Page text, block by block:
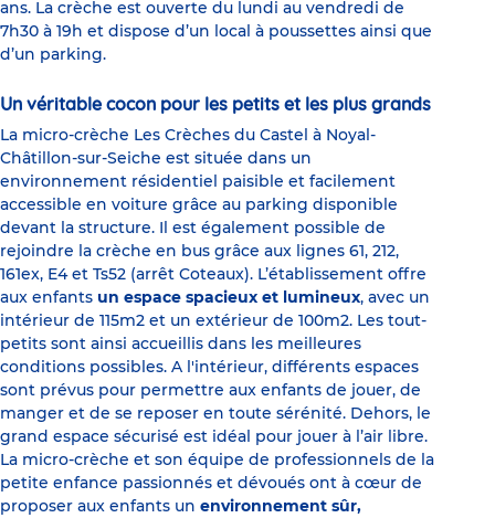
ans. La crèche est ouverte du lundi au vendredi de
7h30 à 19h et dispose d’un local à poussettes ainsi que
d’un parking.
Un véritable cocon pour les petits et les plus grands
La micro-crèche Les Crèches du Castel à Noyal-
Châtillon-sur-Seiche est située dans un
environnement résidentiel paisible et facilement
accessible en voiture grâce au parking disponible
devant la structure. Il est également possible de
rejoindre la crèche en bus grâce aux lignes 61, 212,
161ex, E4 et Ts52 (arrêt Coteaux). L’établissement offre
aux enfants un espace spacieux et lumineux, avec un
intérieur de 115m2 et un extérieur de 100m2. Les tout-
petits sont ainsi accueillis dans les meilleures
conditions possibles. A l'intérieur, différents espaces
sont prévus pour permettre aux enfants de jouer, de
manger et de se reposer en toute sérénité. Dehors, le
grand espace sécurisé est idéal pour jouer à l’air libre.
La micro-crèche et son équipe de professionnels de la
petite enfance passionnés et dévoués ont à cœur de
proposer aux enfants un environnement sûr,